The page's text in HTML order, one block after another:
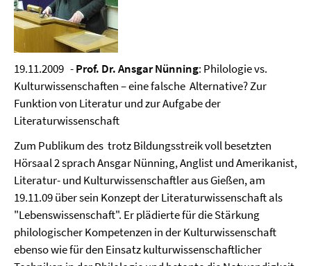
19.11.2009 -Prof. Dr. Ansgar Nünning: Philologie vs.
Kulturwissenschaften – eine falsche Alternative? Zur
Funktion von Literatur und zur Aufgabe der
Literaturwissenschaft
Zum Publikum des trotz Bildungsstreik voll besetzten
Hörsaal 2 sprach Ansgar Nünning, Anglist und Amerikanist,
Literatur- und Kulturwissenschaftler aus Gießen, am
19.11.09 über sein Konzept der Literaturwissenschaft als
"Lebenswissenschaft". Er plädierte für die Stärkung
philologischer Kompetenzen in der Kulturwissenschaft
ebenso wie für den Einsatz kulturwissenschaftlicher